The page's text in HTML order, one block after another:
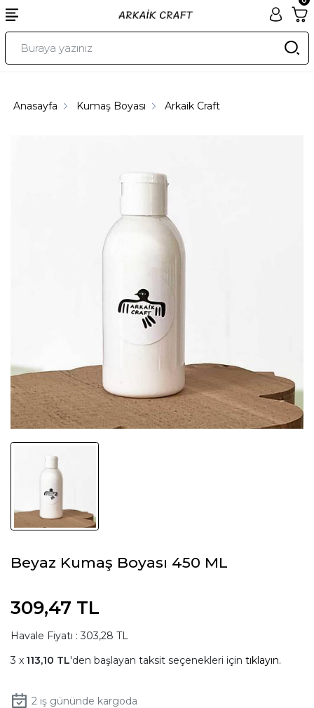
Anasayfa Kumaş Boyası Arkaik Craft
Beyaz Kumaş Boyası 450 ML
309,47 TL
Havale Fiyatı : 303,28 TL
113,10 TL'den başlayan taksit seçenekleri için tıklayın.
2iş gününde kargoda